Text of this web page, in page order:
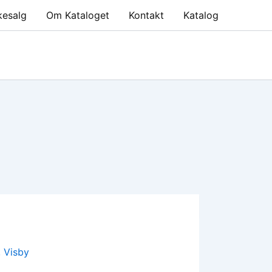
Om Kataloget Kontakt Katalog